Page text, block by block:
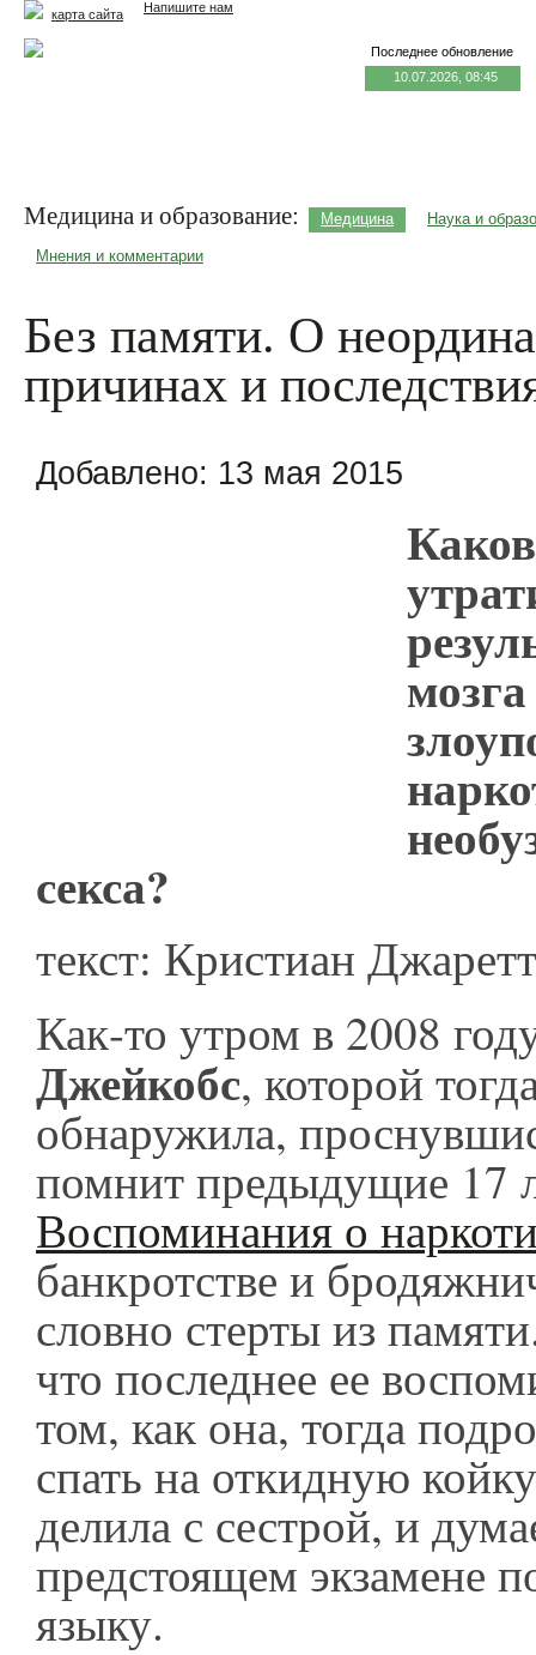
Напишите нам
карта сайта
Последнее обновление
10.07.2026, 08:45
Медицина и образование: Медицина Наука и
Мнения и комментарии
Без памяти. О
причинах и
Добавлено: 13 мая 2015
секса?
текст: Кристиан
Как-то утром в 2008
Джейкобс, которой
обнаружила,
помнит предыдущие 17
Воспоминания о
банкротстве и
словно стерты из
что последнее ее
том, как она, тогда
спать на откидную
делила с сестрой, и
предстоящем экзамене
языку.